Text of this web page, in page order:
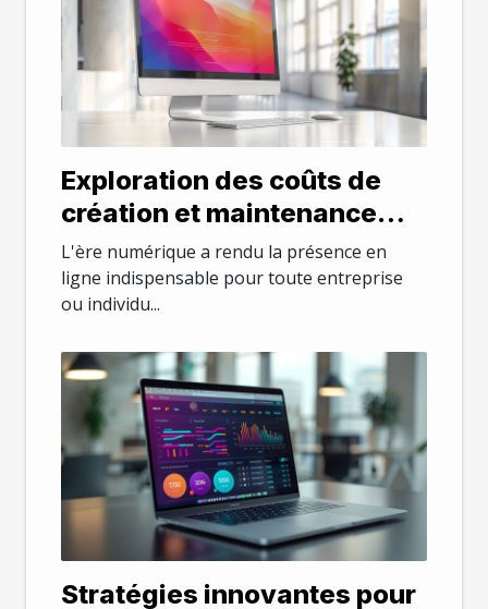
Exploration des coûts de
création et maintenance
d'un site internet en 2024
L'ère numérique a rendu la présence en
ligne indispensable pour toute entreprise
ou individu...
Stratégies innovantes pour